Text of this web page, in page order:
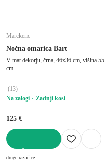
Marckeric
Nočna omarica Bart
V mat dekorju, črna, 46x36 cm, višina 55
cm
(13)
Na zalogi
Zadnji kosi
125 €
druge različice